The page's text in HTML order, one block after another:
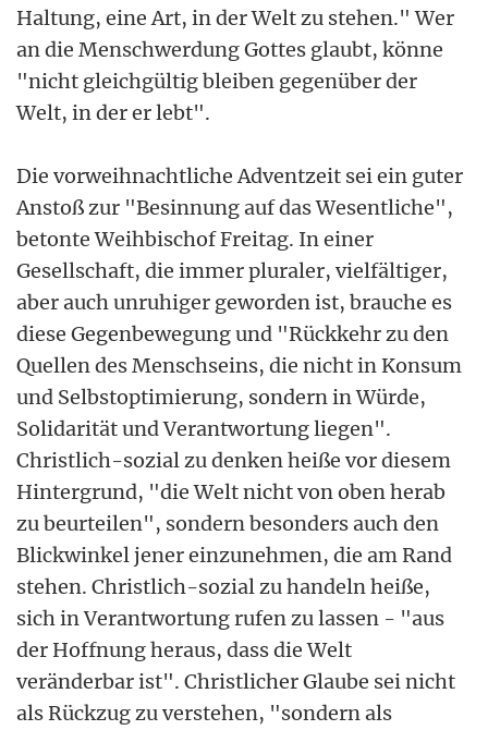
Haltung, eine Art, in der Welt zu stehen." Wer
an die Menschwerdung Gottes glaubt, könne
"nicht gleichgültig bleiben gegenüber der
Welt, in der er lebt".
Die vorweihnachtliche Adventzeit sei ein guter
Anstoß zur "Besinnung auf das Wesentliche",
betonte Weihbischof Freitag. In einer
Gesellschaft, die immer pluraler, vielfältiger,
aber auch unruhiger geworden ist, brauche es
diese Gegenbewegung und "Rückkehr zu den
Quellen des Menschseins, die nicht in Konsum
und Selbstoptimierung, sondern in Würde,
Solidarität und Verantwortung liegen".
Christlich-sozial zu denken heiße vor diesem
Hintergrund, "die Welt nicht von oben herab
zu beurteilen", sondern besonders auch den
Blickwinkel jener einzunehmen, die am Rand
stehen. Christlich-sozial zu handeln heiße,
sich in Verantwortung rufen zu lassen - "aus
der Hoffnung heraus, dass die Welt
veränderbar ist". Christlicher Glaube sei nicht
als Rückzug zu verstehen, "sondern als